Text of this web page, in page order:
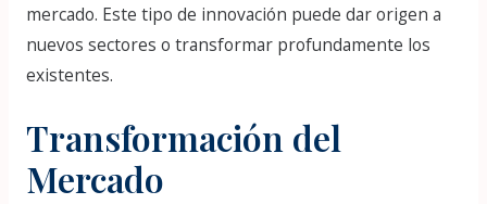
mercado. Este tipo de innovación puede dar origen a
nuevos sectores o transformar profundamente los
existentes.
Transformación del
Mercado